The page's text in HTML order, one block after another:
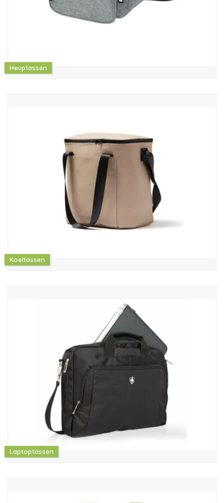
Heuptassen
Koeltassen
Laptoptassen